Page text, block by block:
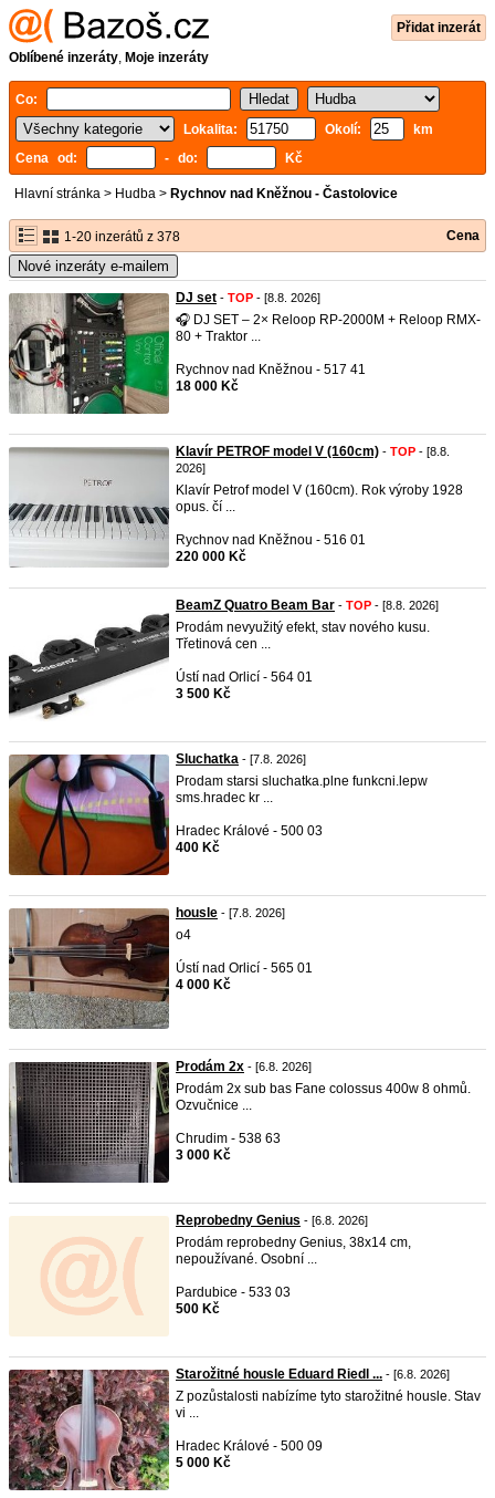
Přidat inzerát
Oblíbené inzeráty, Moje inzeráty
Co:
Lokalita:
Okolí:
km
Cena od:
- do: Kč
Hlavní stránka > Hudba > Rychnov nad Kněžnou - Častolovice
1-20 inzerátů z 378 Cena
Nové inzeráty e-mailem
DJ set - TOP - [8.8. 2026]
🎧 DJ SET – 2× Reloop RP-2000M + Reloop RMX-
80 + Traktor ...
Rychnov nad Kněžnou - 517 41
18 000 Kč
Klavír PETROF model V (160cm) - TOP - [8.8.
2026]
Klavír Petrof model V (160cm). Rok výroby 1928
opus. čí ...
Rychnov nad Kněžnou - 516 01
220 000 Kč
BeamZ Quatro Beam Bar - TOP - [8.8. 2026]
Prodám nevyužitý efekt, stav nového kusu.
Třetinová cen ...
Ústí nad Orlicí - 564 01
3 500 Kč
Sluchatka - [7.8. 2026]
Prodam starsi sluchatka.plne funkcni.lepw
sms.hradec kr ...
Hradec Králové - 500 03
400 Kč
housle - [7.8. 2026]
o4
Ústí nad Orlicí - 565 01
4 000 Kč
Prodám 2x - [6.8. 2026]
Prodám 2x sub bas Fane colossus 400w 8 ohmů.
Ozvučnice ...
Chrudim - 538 63
3 000 Kč
Reprobedny Genius - [6.8. 2026]
Prodám reprobedny Genius, 38x14 cm,
nepoužívané. Osobní ...
Pardubice - 533 03
500 Kč
Starožitné housle Eduard Riedl ... - [6.8. 2026]
Z pozůstalosti nabízíme tyto starožitné housle. Stav
vi ...
Hradec Králové - 500 09
5 000 Kč